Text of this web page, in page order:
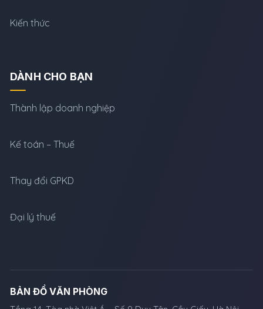
Kiến thức
DÀNH CHO BẠN
Thành lập doanh nghiệp
Kế toán – Thuế
Thay đổi GPKD
Đại lý thuế
BẢN ĐỒ VĂN PHÒNG